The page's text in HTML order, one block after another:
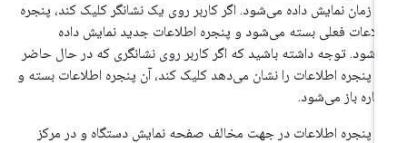
زمان نمایش داده می‌شود. اگر کاربر روی یک نشانگر کلیک کند، پنجره
فعلی بسته می‌شود و پنجره اطلاعات جدید نمایش داده
توجه داشته باشید که اگر کاربر روی نشانگری که در حال حاضر
پنجره اطلاعات را نشان می‌دهد کلیک کند، آن پنجره اطلاعات بسته و
باز می‌شود.
پنجره اطلاعات در جهت مخالف صفحه نمایش دستگاه و در مرکز